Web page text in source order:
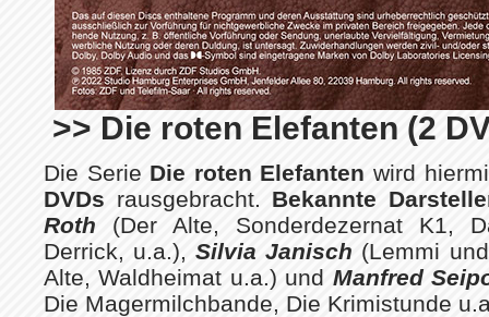
>> Die roten Elefanten (2
Die Serie Die roten Elefanten wird
DVDs rausgebracht. Bekannte
Roth (Der Alte, Sonderdezernat K1,
Derrick, u.a.),Silvia Janisch (Lemmi
Alte, Waldheimat u.a.) und Manfred
Die Magermilchbande, Die Krimistunde